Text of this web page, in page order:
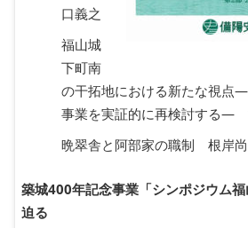
口義之
福山城
下町南
の干拓地における新たな視点
事業を実証的に再検討する―
晩翠舎と阿部家の職制 根岸
築城400年記念事業「シンポジウム
迫る